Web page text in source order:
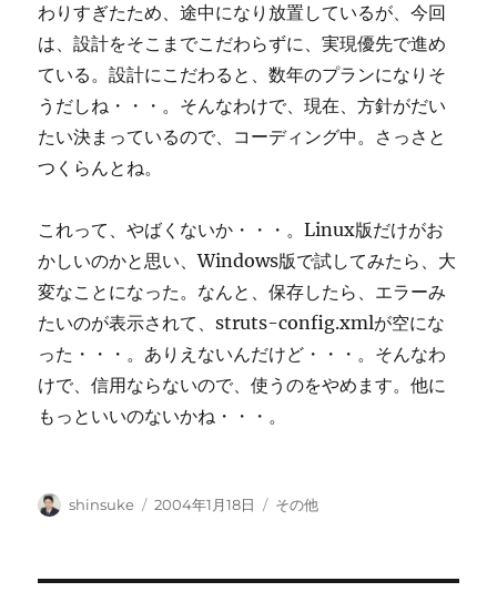
わりすぎたため、途中になり放置しているが、今回
は、設計をそこまでこだわらずに、実現優先で進め
ている。設計にこだわると、数年のプランになりそ
うだしね・・・。そんなわけで、現在、方針がだい
たい決まっているので、コーディング中。さっさと
つくらんとね。
これって、やばくないか・・・。Linux版だけがお
かしいのかと思い、Windows版で試してみたら、大
変なことになった。なんと、保存したら、エラーみ
たいのが表示されて、struts-config.xmlが空にな
った・・・。ありえないんだけど・・・。そんなわ
けで、信用ならないので、使うのをやめます。他に
もっといいのないかね・・・。
投
shinsuke
投
2004年1月18日
カ
その他